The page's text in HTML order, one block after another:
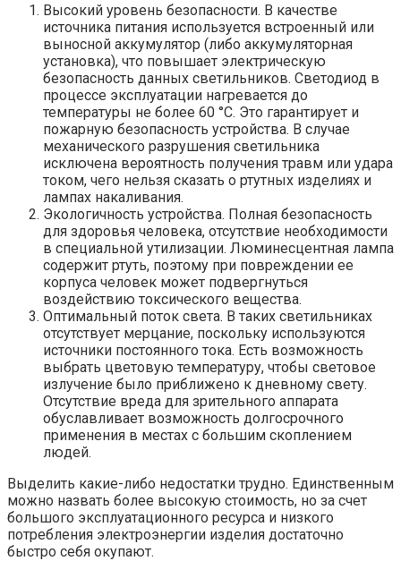
Высокий уровень безопасности. В качестве
источника питания используется встроенный или
выносной аккумулятор (либо аккумуляторная
установка), что повышает электрическую
безопасность данных светильников. Светодиод в
процессе эксплуатации нагревается до
температуры не более 60 °C. Это гарантирует и
пожарную безопасность устройства. В случае
механического разрушения светильника
исключена вероятность получения травм или удара
током, чего нельзя сказать о ртутных изделиях и
лампах накаливания.
Экологичность устройства. Полная безопасность
для здоровья человека, отсутствие необходимости
в специальной утилизации. Люминесцентная лампа
содержит ртуть, поэтому при повреждении ее
корпуса человек может подвергнуться
воздействию токсического вещества.
Оптимальный поток света. В таких светильниках
отсутствует мерцание, поскольку используются
источники постоянного тока. Есть возможность
выбрать цветовую температуру, чтобы световое
излучение было приближено к дневному свету.
Отсутствие вреда для зрительного аппарата
обуславливает возможность долгосрочного
применения в местах с большим скоплением
людей.
Выделить какие-либо недостатки трудно. Единственным
можно назвать более высокую стоимость, но за счет
большого эксплуатационного ресурса и низкого
потребления электроэнергии изделия достаточно
быстро себя окупают.